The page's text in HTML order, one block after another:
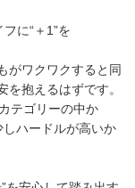
に“＋1”を
がワクワクすると同
抱えるはずです。
テゴリーの中か
ハードルが高いか